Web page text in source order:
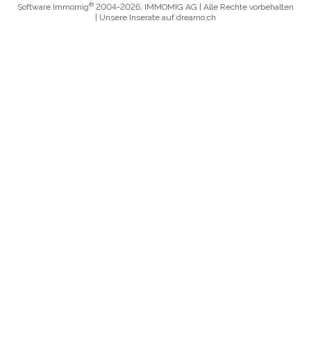
Software Immomig® 2004-2026, IMMOMIG AG | Alle Rechte vorbehalten
| Unsere Inserate auf dreamo.ch